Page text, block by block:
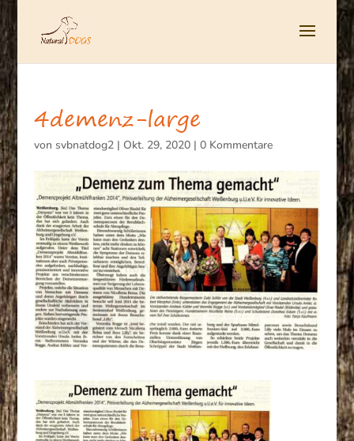
4demenz-large
von svbnatdog2| Okt. 29, 2020| 0 Kommentare